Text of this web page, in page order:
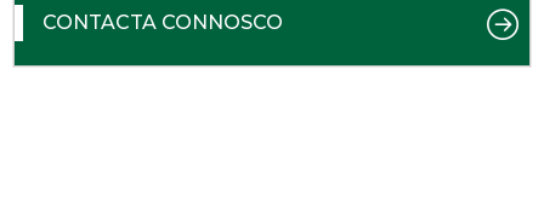
CONTACTA CONNOSCO